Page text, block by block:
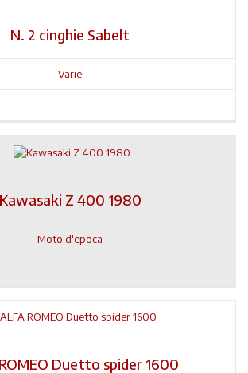
N. 2 cinghie Sabelt
Varie
---
Kawasaki Z 400 1980
Moto d'epoca
---
Duetto spider 1600